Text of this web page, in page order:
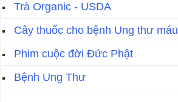
Trà Organic - USDA
Cây thuốc cho bệnh Ung thư máu
Phim cuộc đời Đức Phật
Bệnh Ung Thư